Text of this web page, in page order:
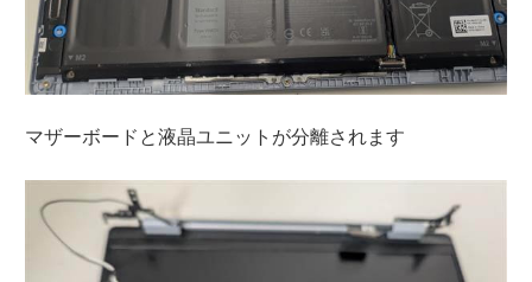
マザーボードと液晶ユニットが分離されます